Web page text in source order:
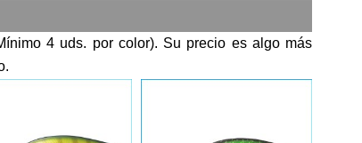
4 uds. por color). Su precio es algo más